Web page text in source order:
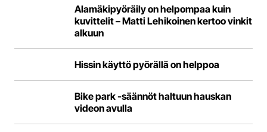
Alamäkipyöräily on helpompaa kuin
kuvittelit – Matti Lehikoinen kertoo vinkit
alkuun
Hissin käyttö pyörällä on helppoa
Bike park -säännöt haltuun hauskan
videon avulla